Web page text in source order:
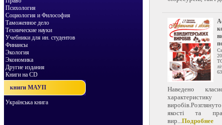
Психология
Социология и Философия
Таможенное дело
Технические науки
Учебники для ин. студентов
Финансы
Экология
Экономика
Другие издания
Книги на CD
книги МАУП
Українська книга
Наведено
якості та
вир...Подробнее